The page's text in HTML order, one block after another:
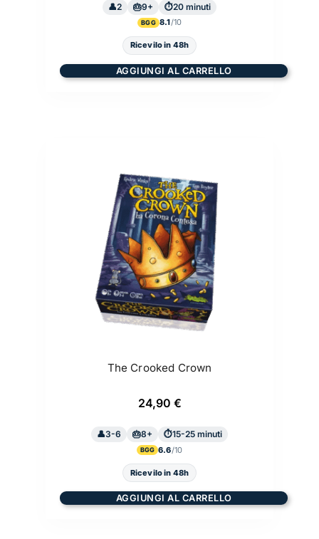
2 9+ 20 minuti
BGG 8.1
Ricevilo in 48h
AGGIUNGI AL CARRELLO
The Crooked Crown
24,90 €
3-6 8+ 15-25 minuti
BGG 6.6
Ricevilo in 48h
AGGIUNGI AL CARRELLO